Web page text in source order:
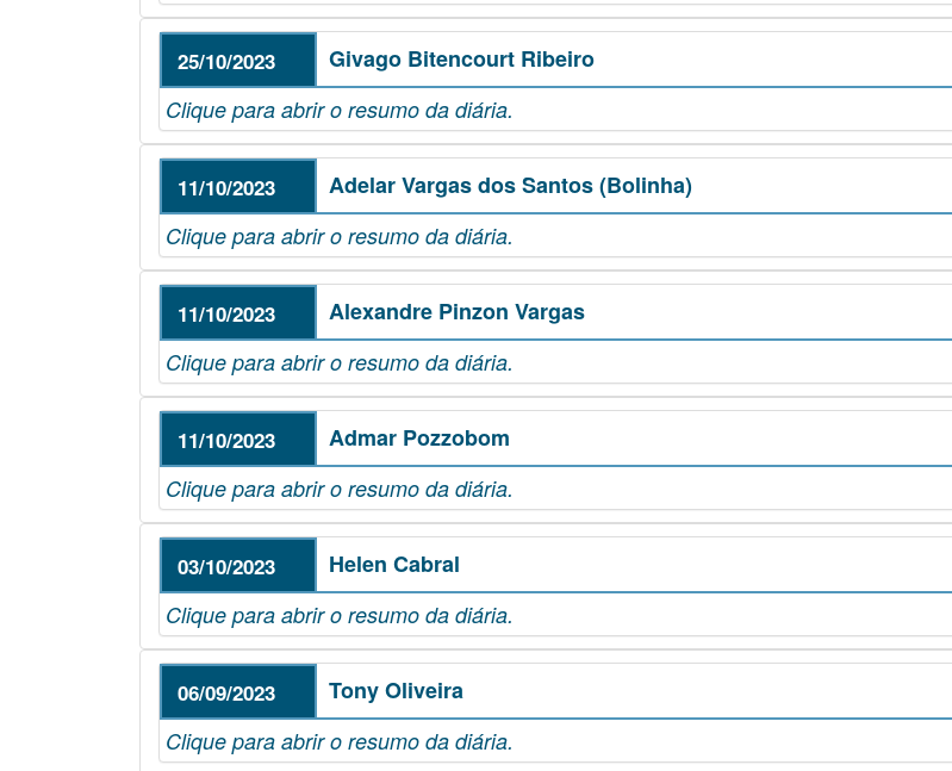
25/10/2023 Givago Bitencourt Ribeiro
Clique para abrir o resumo da diária.
11/10/2023 Adelar Vargas dos Santos (Bolinha)
Clique para abrir o resumo da diária.
11/10/2023 Alexandre Pinzon Vargas
Clique para abrir o resumo da diária.
11/10/2023 Admar Pozzobom
Clique para abrir o resumo da diária.
03/10/2023 Helen Cabral
Clique para abrir o resumo da diária.
06/09/2023 Tony Oliveira
Clique para abrir o resumo da diária.